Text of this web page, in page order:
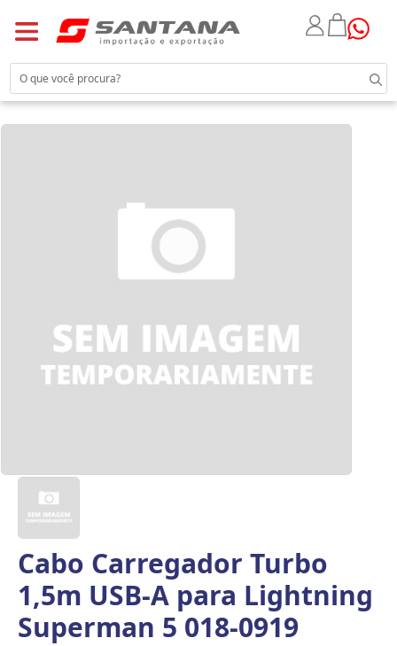
Cabo Carregador Turbo
1,5m USB-A para Lightning
Superman 5 018-0919